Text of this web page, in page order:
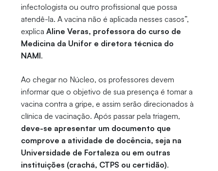
infectologista ou outro profissional que possa
atendê-la. A vacina não é aplicada nesses casos”,
explica Aline Veras, professora do curso de
Medicina da Unifor e diretora técnica do
NAMI.
Ao chegar no Núcleo, os professores devem
informar que o objetivo de sua presença é tomar a
vacina contra a gripe, e assim serão direcionados à
clínica de vacinação. Após passar pela triagem,
deve-se apresentar um documento que
comprove a atividade de docência, seja na
Universidade de Fortaleza ou em outras
instituições (crachá, CTPS ou certidão).